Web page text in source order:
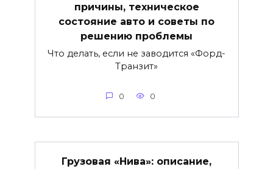
причины, техническое
состояние авто и советы по
решению проблемы
Что делать, если не заводится «Форд-
Транзит»
0 0
Грузовая «Нива»: описание,